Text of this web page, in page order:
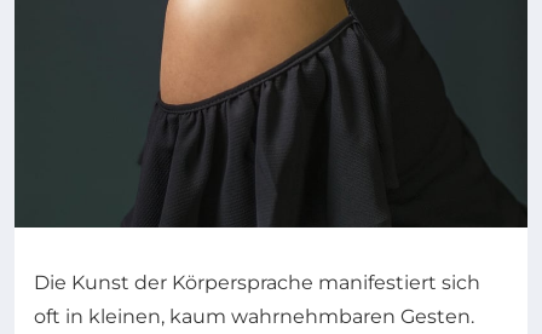
Die Kunst der Körpersprache manifestiert sich
oft in kleinen, kaum wahrnehmbaren Gesten.